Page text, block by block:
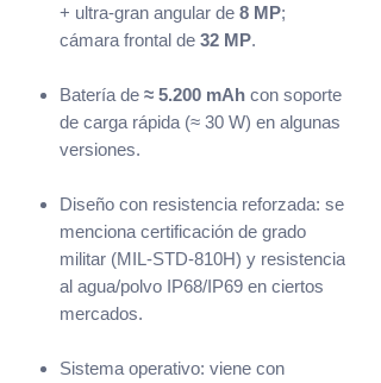
+ ultra-gran angular de 8 MP;
cámara frontal de 32 MP.
Batería de ≈ 5.200 mAh con soporte
de carga rápida (≈ 30 W) en algunas
versiones.
Diseño con resistencia reforzada: se
menciona certificación de grado
militar (MIL-STD-810H) y resistencia
al agua/polvo IP68/IP69 en ciertos
mercados.
Sistema operativo: viene con